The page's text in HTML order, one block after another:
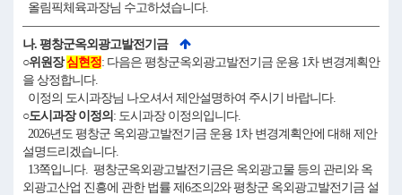
올림픽체육과장님 수고하셨습니다.
나. 평창군옥외광고발전기금
○위원장심현정: 다음은 평창군옥외광고발전기금 운용 1차 변경계획안
을 상정합니다.
이정의 도시과장님 나오셔서 제안설명하여 주시기 바랍니다.
○도시과장 이정의 : 도시과장 이정의입니다.
2026년도 평창군 옥외광고발전기금 운용 1차 변경계획안에 대해 제안
설명드리겠습니다.
13쪽입니다. 평창군옥외광고발전기금은 옥외광고물 등의 관리와 옥
외광고산업 진흥에 관한 법률 제6조의2와 평창군 옥외광고발전기금 설